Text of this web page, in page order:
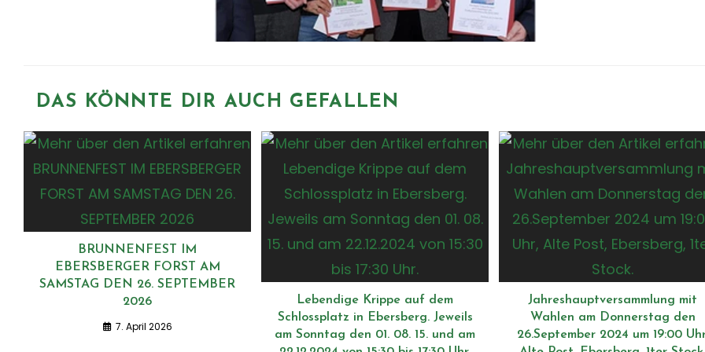
DAS KÖNNTE DIR AUCH GEFALLEN
BRUNNENFEST IM
EBERSBERGER FORST AM
SAMSTAG DEN 26. SEPTEMBER
2026
7. April 2026
Lebendige Krippe auf dem
Schlossplatz in Ebersberg. Jeweils
am Sonntag den 01. 08. 15. und am
Jahreshauptversammlung mit
Wahlen am Donnerstag den
26.September 2024 um 19:00